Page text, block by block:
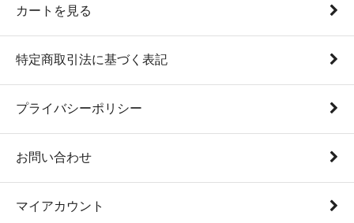
カートを見る
特定商取引法に基づく表記
プライバシーポリシー
お問い合わせ
マイアカウント